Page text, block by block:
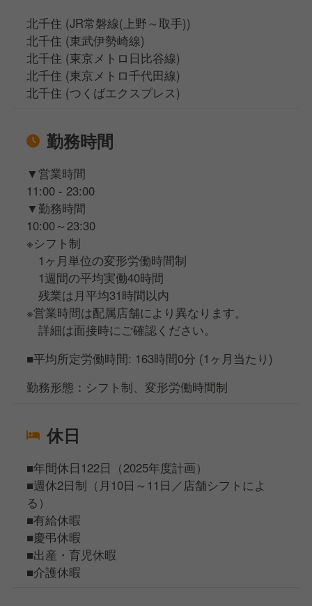
北千住 (JR常磐線(上野～取手))
北千住 (東武伊勢崎線)
北千住 (東京メトロ日比谷線)
北千住 (東京メトロ千代田線)
北千住 (つくばエクスプレス)
勤務時間
▼営業時間
11:00 - 23:00
▼勤務時間
10:00～23:30
※シフト制
1ヶ月単位の変形労働時間制
1週間の平均実働40時間
残業は月平均31時間以内
※営業時間は配属店舗により異なります。
詳細は面接時にご確認ください。
■平均所定労働時間: 163時間0分 (1ヶ月当たり)
勤務形態：シフト制、変形労働時間制
休日
■年間休日122日（2025年度計画）
■週休2日制（月10日～11日／店舗シフトによ
る）
■有給休暇
■慶弔休暇
■出産・育児休暇
■介護休暇